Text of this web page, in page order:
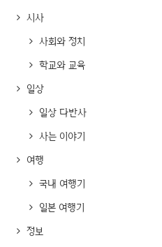
시사
사회와 정치
학교와 교육
일상
일상 다반사
사는 이야기
여행
국내 여행기
일본 여행기
정보